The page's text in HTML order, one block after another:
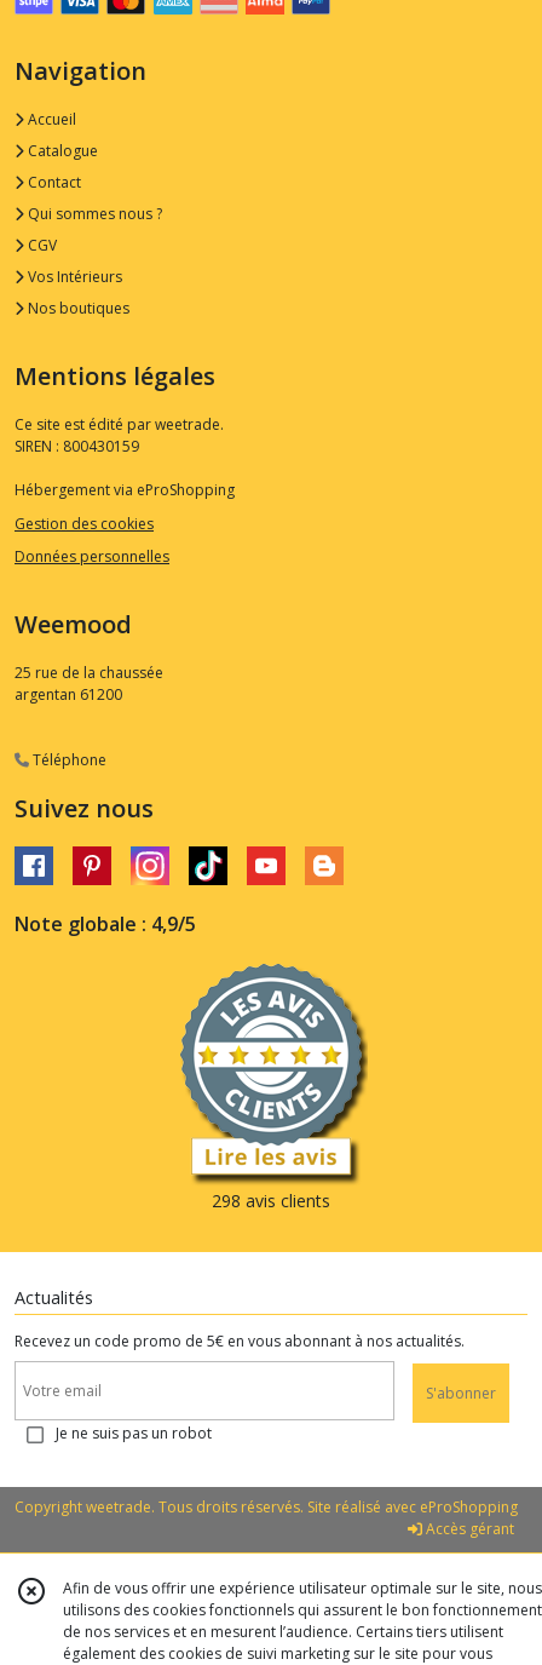
Navigation
Accueil
Catalogue
Contact
Qui sommes nous ?
CGV
Vos Intérieurs
Nos boutiques
Mentions légales
Ce site est édité par weetrade.
SIREN : 800430159
Hébergement via eProShopping
Gestion des cookies
Données personnelles
Weemood
25 rue de la chaussée
argentan 61200
Téléphone
Suivez nous
Note globale : 4,9/5
298 avis clients
Actualités
Recevez un code promo de 5€ en vous abonnant à nos actualités.
S'abonner
Je ne suis pas un robot
Copyright weetrade. Tous droits réservés. Site réalisé avec eProShopping
Accès gérant
Afin de vous offrir une expérience utilisateur optimale sur le site, nous
utilisons des cookies fonctionnels qui assurent le bon fonctionnement
de nos services et en mesurent l’audience. Certains tiers utilisent
également des cookies de suivi marketing sur le site pour vous